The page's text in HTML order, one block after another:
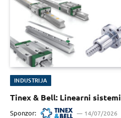
INDUSTRIJA
Tinex & Bell: Linearni sistemi
Sponzor: 14/07/2026